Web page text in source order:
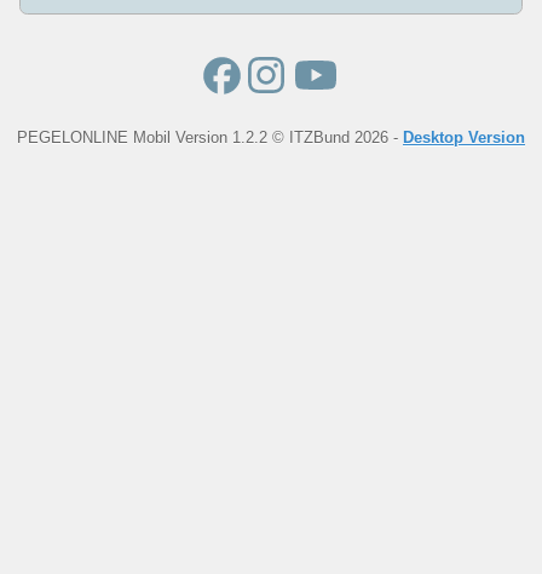
PEGELONLINE Mobil Version 1.2.2 © ITZBund 2026 - Desktop Version